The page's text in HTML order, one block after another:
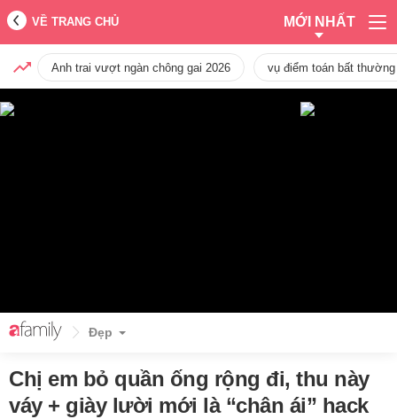
VỀ TRANG CHỦ MỚI NHẤT
Anh trai vượt ngàn chông gai 2026 vụ điểm toán bất
Đẹp
Chị em bỏ quần ống rộng đi, thu này
váy + giày lười mới là “chân ái” hack